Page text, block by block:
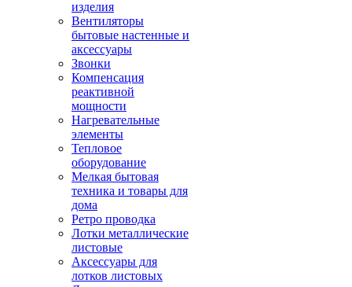
изделия
Вентиляторы
бытовые настенные и
аксессуары
Звонки
Компенсация
реактивной
мощности
Нагревательные
элементы
Тепловое
оборудование
Мелкая бытовая
техника и товары для
дома
Ретро проводка
Лотки металлические
листовые
Аксессуары для
лотков листовых